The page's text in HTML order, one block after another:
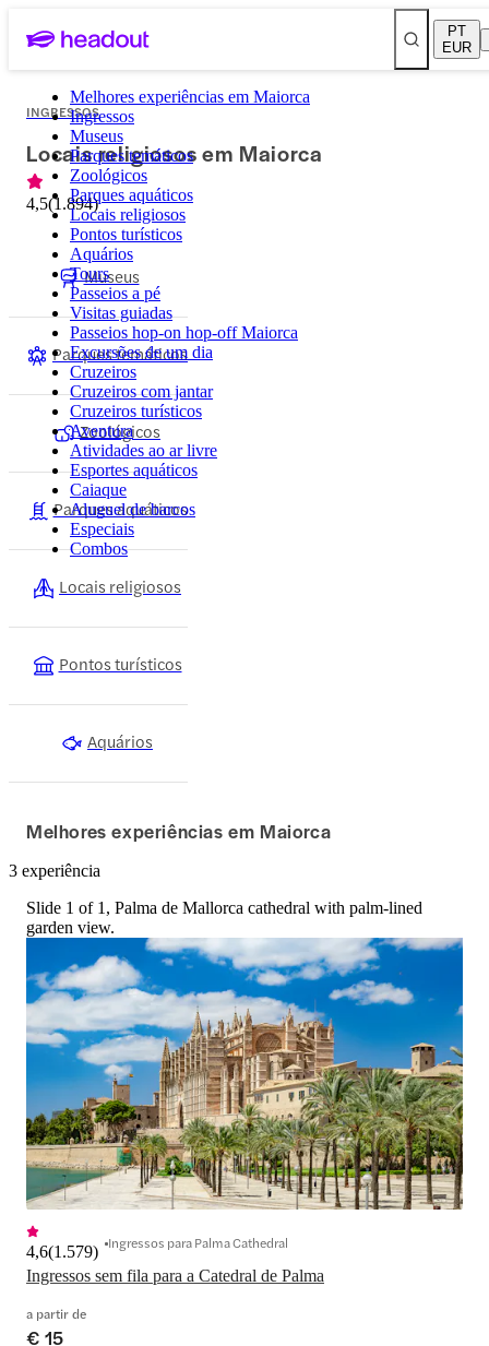
PT
EUR
Melhores experiências em Maiorca
Ingressos
Museus
Parques temáticos
Zoológicos
Parques aquáticos
Locais religiosos
Pontos turísticos
Aquários
Tours
Passeios a pé
Visitas guiadas
Passeios hop-on hop-off Maiorca
Excursões de um dia
Cruzeiros
Cruzeiros com jantar
Cruzeiros turísticos
Aventura
Atividades ao ar livre
Esportes aquáticos
Caiaque
Aluguel de barcos
Especiais
Combos
INGRESSOS
Locais religiosos em Maiorca
4,5(1.894)
Museus
Parques temáticos
Zoológicos
Parques aquáticos
Locais religiosos
Pontos turísticos
Aquários
Melhores experiências em Maiorca
3 experiência
Slide 1 of 1, Palma de Mallorca cathedral with palm-lined
garden view.
Ingressos sem fila para a Catedral de Palma
4,6(1.579) Ingressos para Palma Cathedral
a partir de
€ 15